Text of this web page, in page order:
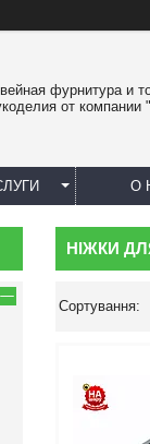
фурнитура и
от
О
НІЖКИ